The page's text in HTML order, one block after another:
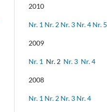
2010
Nr. 1 Nr. 2 Nr. 3 Nr. 4 Nr. 5
2009
Nr. 1 Nr. 2 Nr. 3 Nr. 4
2008
Nr. 1 Nr. 2 Nr. 3 Nr. 4